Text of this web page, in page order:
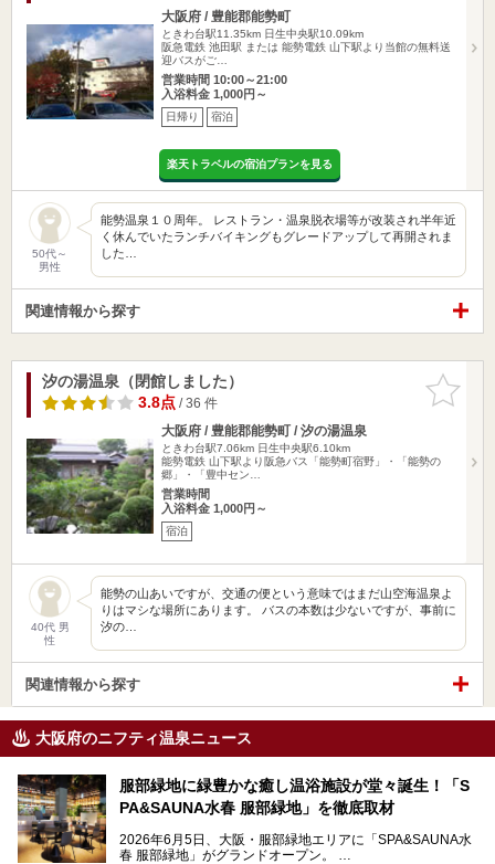
大阪府 / 豊能郡能勢町
ときわ台駅11.35km 日生中央駅10.09km
阪急電鉄 池田駅 または 能勢電鉄 山下駅より当館の無料送
迎バスがご…
営業時間 10:00～21:00
入浴料金 1,000円～
日帰り 宿泊
楽天トラベルの宿泊プランを見る
50代～
男性
能勢温泉１０周年。 レストラン・温泉脱衣場等が改装され半年近
く休んでいたランチバイキングもグレードアップして再開されま
した…
関連情報から探す
お気に入
りに追加
汐の湯温泉（閉館しました）
3.8点/ 36 件
大阪府 / 豊能郡能勢町 / 汐の湯温泉
ときわ台駅7.06km 日生中央駅6.10km
能勢電鉄 山下駅より阪急バス「能勢町宿野」・「能勢の
郷」・「豊中セン…
営業時間
入浴料金 1,000円～
宿泊
40代 男
性
能勢の山あいですが、交通の便という意味ではまだ山空海温泉よ
りはマシな場所にあります。 バスの本数は少ないですが、事前に
汐の…
関連情報から探す
大阪府のニフティ温泉ニュース
服部緑地に緑豊かな癒し温浴施設が堂々誕生！「S
PA&SAUNA水春 服部緑地」を徹底取材
2026年6月5日、大阪・服部緑地エリアに「SPA&SAUNA水
春 服部緑地」がグランドオープン。